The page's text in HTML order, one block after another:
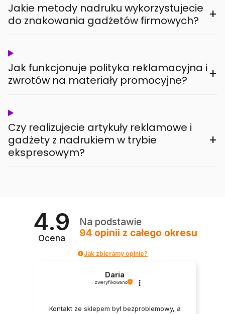
Jakie metody nadruku wykorzystujecie
do znakowania gadżetów firmowych?
+
Jak funkcjonuje polityka reklamacyjna i
zwrotów na materiały promocyjne?
+
Czy realizujecie artykuły reklamowe i
gadżety z nadrukiem w trybie
ekspresowym?
+
4.9
Ocena
Na podstawie
94 opinii z całego okresu
Jak zbieramy opinie?
Daria
zweryfikowano
Kontakt ze sklepem był bezproblemowy, a